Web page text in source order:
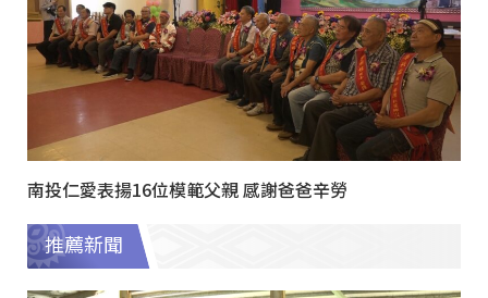
南投仁愛表揚16位模範父親 感謝爸爸辛勞
推薦新聞